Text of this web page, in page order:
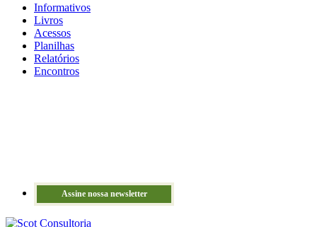
Informativos
Livros
Acessos
Planilhas
Relatórios
Encontros
Assine nossa newsletter